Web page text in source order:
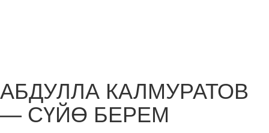
АБДУЛЛА КАЛМУРАТОВ
— СҮЙӨ БЕРЕМ